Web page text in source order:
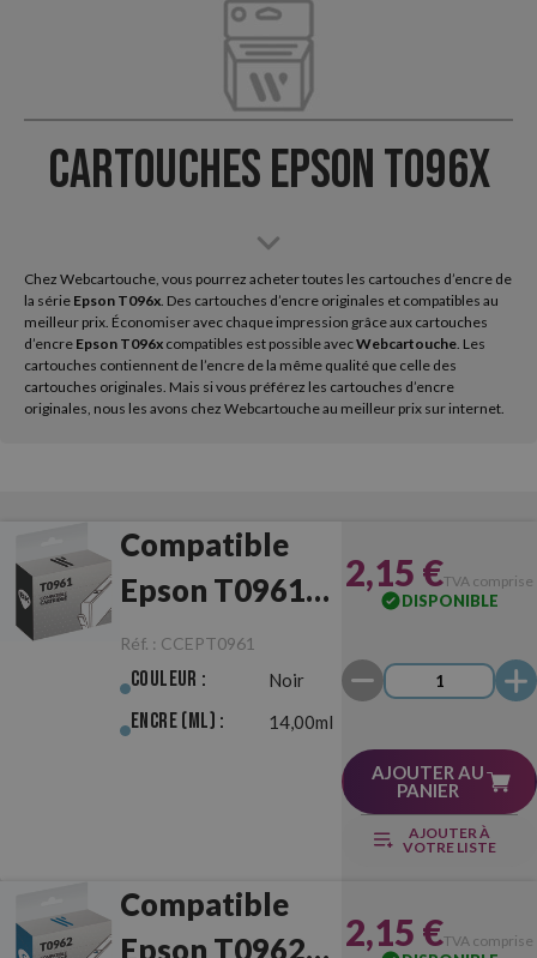
Cartouches Epson T096x
Chez Webcartouche, vous pourrez acheter toutes les cartouches d’encre de
la série Epson T096x. Des cartouches d’encre originales et compatibles au
meilleur prix. Économiser avec chaque impression grâce aux cartouches
d’encre Epson T096x compatibles est possible avecWebcartouche. Les
cartouches contiennent de l’encre de la même qualité que celle des
cartouches originales. Mais si vous préférez les cartouches d’encre
originales, nous les avons chez Webcartouche au meilleur prix sur internet.
Compatible
Epson T0961
Noir
Réf. : CCEPT0961
Couleur : Noir
Encre (ml) : 14,00ml
2,15 €TVA comprise
DISPONIBLE
AJOUTER AU
PANIER
AJOUTER À
VOTRE LISTE
Compatible
Epson T0962
2,15 €TVA comprise